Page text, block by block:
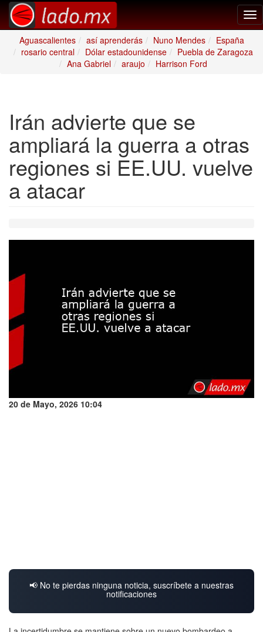
Aguascalientes
así aprenderás Nuno Mendes
España
rosario central
Dólar estadounidense
Puebla de Zaragoza
Ana Gabriel
araujo Harrison Ford
Irán advierte que se
ampliará la guerra a otras
regiones si EE.UU. vuelve
a atacar
20 de Mayo, 2026 10:04
📢 No te pierdas ninguna noticia, suscríbete a nuestras
notificaciones